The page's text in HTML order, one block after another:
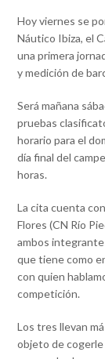
Hoy viernes se
Náutico Ibiza, el
una primera
y medición de
Será mañana
pruebas
horario para el
día final del
horas.
La cita cuenta
Flores (CN Río
ambos
que tiene como
con quien
competición.
Los tres llevan
objeto de cogerle